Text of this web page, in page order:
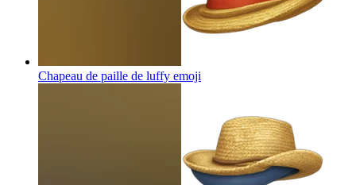
Chapeau de paille de luffy emoji